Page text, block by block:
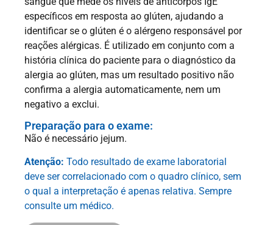
específicos em resposta ao glúten, ajudando a
identificar se o glúten é o alérgeno responsável por
reações alérgicas. É utilizado em conjunto com a
história clínica do paciente para o diagnóstico da
alergia ao glúten, mas um resultado positivo não
confirma a alergia automaticamente, nem um
negativo a exclui.
Preparação para o exame:
Não é necessário jejum.
Atenção: Todo resultado de exame laboratorial
deve ser correlacionado com o quadro clínico, sem
o qual a interpretação é apenas relativa. Sempre
consulte um médico.